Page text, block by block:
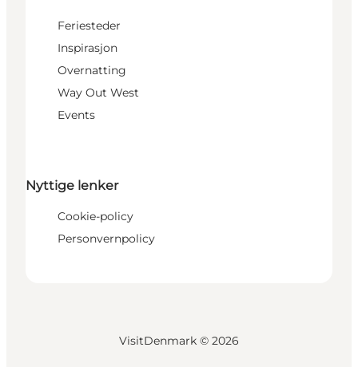
Feriesteder
Inspirasjon
Overnatting
Way Out West
Events
Nyttige lenker
Cookie-policy
Personvernpolicy
VisitDenmark © 2026